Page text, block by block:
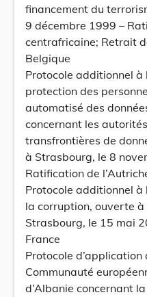
financement du
9 décembre 1999 –
centrafricaine; Retrait
Belgique
Protocole additionnel à
protection des
automatisé des
concernant les
transfrontières de
à Strasbourg, le 8
Ratification de
Protocole additionnel
la corruption, ouverte
Strasbourg, le 15 mai
France
Protocole d’application
Communauté
d’Albanie concernant